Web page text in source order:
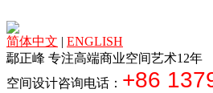
简体中文 | ENGLISH
鄢正峰 专注高端商业空间艺术12年
空间设计咨询电话： +86